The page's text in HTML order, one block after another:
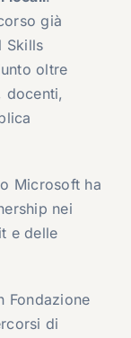
già
Skills
oltre
docenti,
Microsoft ha
nei
e delle
Fondazione
di